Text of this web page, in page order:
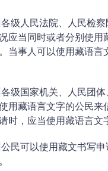
级人民法院、人民检
应当同时或者分别使用
当事人可以使用藏语言
级国家机关、人民团
用藏语言文字的公民来
时，应当使用藏语言文
民可以使用藏文书写申